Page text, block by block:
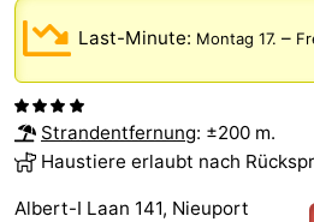
Westende
-
Koksijde
-
De
-
Last-Minute: Montag 17. –
Strandentfernung: ±200 m.
Haustiere erlaubt nach
Albert-I Laan 141, Nieuport